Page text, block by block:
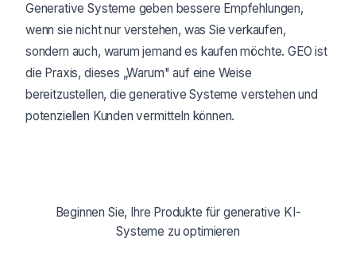
Generative Systeme geben bessere Empfehlungen,
wenn sie nicht nur verstehen, was Sie verkaufen,
sondern auch, warum jemand es kaufen möchte. GEO ist
die Praxis, dieses „Warum" auf eine Weise
bereitzustellen, die generative Systeme verstehen und
potenziellen Kunden vermitteln können.
Beginnen Sie, Ihre Produkte für generative KI-
Systeme zu optimieren